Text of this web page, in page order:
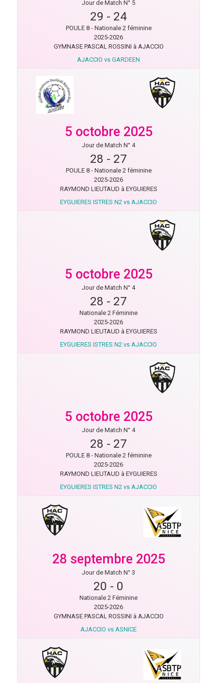
Jour de Match N° 5
29 - 24
POULE 8 - Nationale 2 féminine
2025-2026
GYMNASE PASCAL ROSSINI à AJACCIO
AJACCIO vs GARDEEN
5 octobre 2025
Jour de Match N° 4
28 - 27
POULE 8 - Nationale 2 féminine
2025-2026
RAYMOND LIEUTAUD à EYGUIERES
EYGUIERES ISTRES N2 vs AJACCIO
5 octobre 2025
Jour de Match N° 4
28 - 27
Nationale 2 Féminine
2025-2026
RAYMOND LIEUTAUD à EYGUIERES
EYGUIERES ISTRES N2 vs AJACCIO
5 octobre 2025
Jour de Match N° 4
28 - 27
POULE 8 - Nationale 2 féminine
2025-2026
RAYMOND LIEUTAUD à EYGUIERES
EYGUIERES ISTRES N2 vs AJACCIO
28 septembre 2025
Jour de Match N° 3
20 - 0
Nationale 2 Féminine
2025-2026
GYMNASE PASCAL ROSSINI à AJACCIO
AJACCIO vs ASNICE